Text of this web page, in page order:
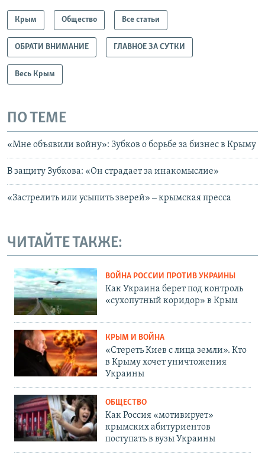
Крым Общество Все статьи
ОБРАТИ ВНИМАНИЕ ГЛАВНОЕ ЗА СУТКИ
Весь Крым
ПО ТЕМЕ
«Мне объявили войну»: Зубков о борьбе за бизнес в Крыму
В защиту Зубкова: «Он страдает за инакомыслие»
«Застрелить или усыпить зверей» ‒ крымская пресса
ЧИТАЙТЕ ТАКЖЕ:
ВОЙНА РОССИИ ПРОТИВ УКРАИНЫ
Как Украина берет под контроль
«сухопутный коридор» в Крым
КРЫМ И ВОЙНА
«Стереть Киев с лица земли». Кто
в Крыму хочет уничтожения
Украины
ОБЩЕСТВО
Как Россия «мотивирует»
крымских абитуриентов
поступать в вузы Украины